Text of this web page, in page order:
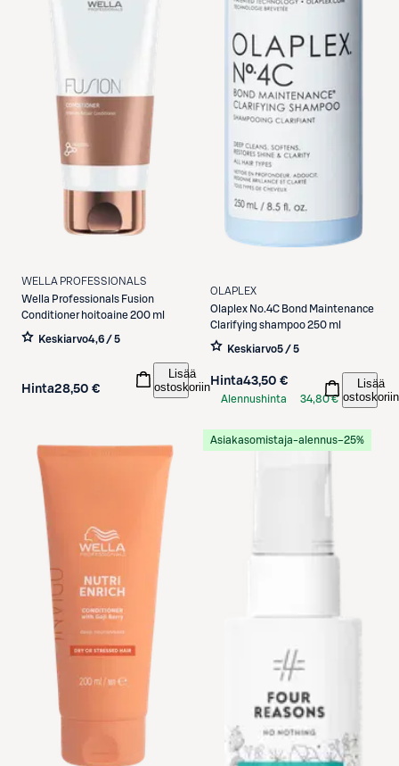
WELLA PROFESSIONALS
Wella Professionals Fusion
Conditioner hoitoaine 200 ml
Keskiarvo4,6 / 5
Hinta28,50 €
Lisää
ostoskoriin
OLAPLEX
Olaplex No.4C Bond Maintenance
Clarifying shampoo 250 ml
Keskiarvo5 / 5
Hinta43,50 €
Alennushinta
34,80 €
Lisää
ostoskoriin
Asiakasomistaja-alennus−25%